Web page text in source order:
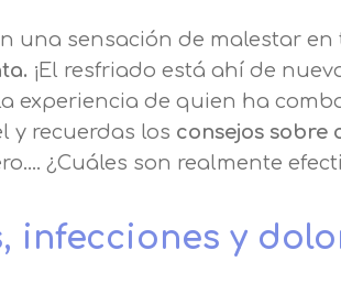
una sensación de malestar
¡El resfriado está ahí de
experiencia de quien ha
y recuerdas los consejos
¿Cuáles son realmente
infecciones y